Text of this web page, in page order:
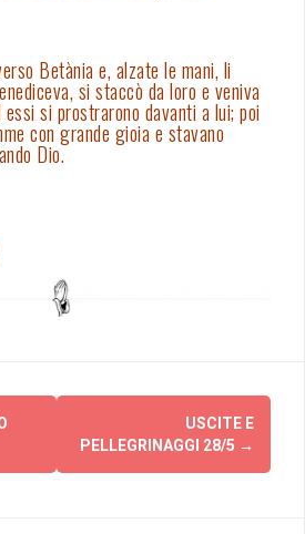
Betània e, alzate le mani, li
si staccò da loro e veniva
si prostrarono davanti a lui; poi
con grande gioia e stavano
Dio.
USCITE E
PELLEGRINAGGI 28/5 →